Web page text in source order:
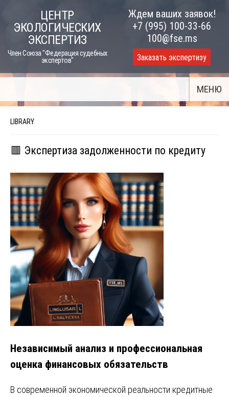
content
ЦЕНТР
ЭКОЛОГИЧЕСКИХ
ЭКСПЕРТИЗ
Член Союза "Федерация судебных
экспертов"
Ждем ваших заявок!
+7 (995) 100-33-66
100@fse.ms
Заказать экспертизу
МЕНЮ
LIBRARY
🟥 Экспертиза задолженности по кредиту
Независимый анализ и профессиональная
оценка финансовых обязательств
В современной экономической реальности кредитные